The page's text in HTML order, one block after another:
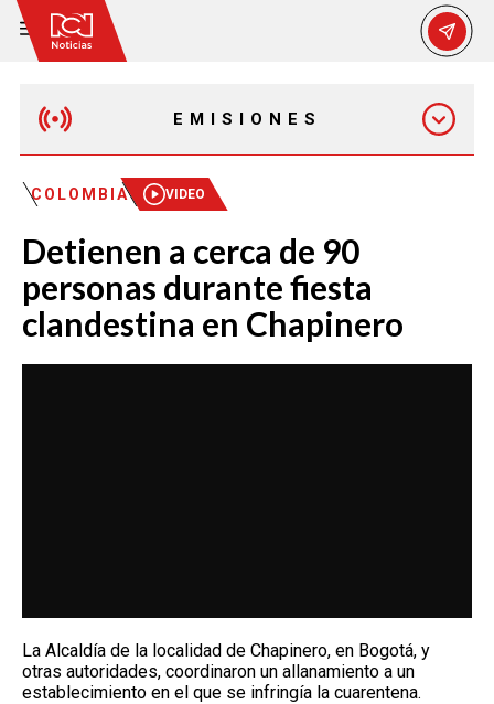
EMISIONES
EMISIÓN 12:30 PM
EMISIÓN 7:00 PM
COLOMBIA VIDEO
Detienen a cerca de 90
personas durante fiesta
clandestina en Chapinero
La Alcaldía de la localidad de Chapinero, en Bogotá, y
otras autoridades, coordinaron un allanamiento a un
establecimiento en el que se infringía la cuarentena.